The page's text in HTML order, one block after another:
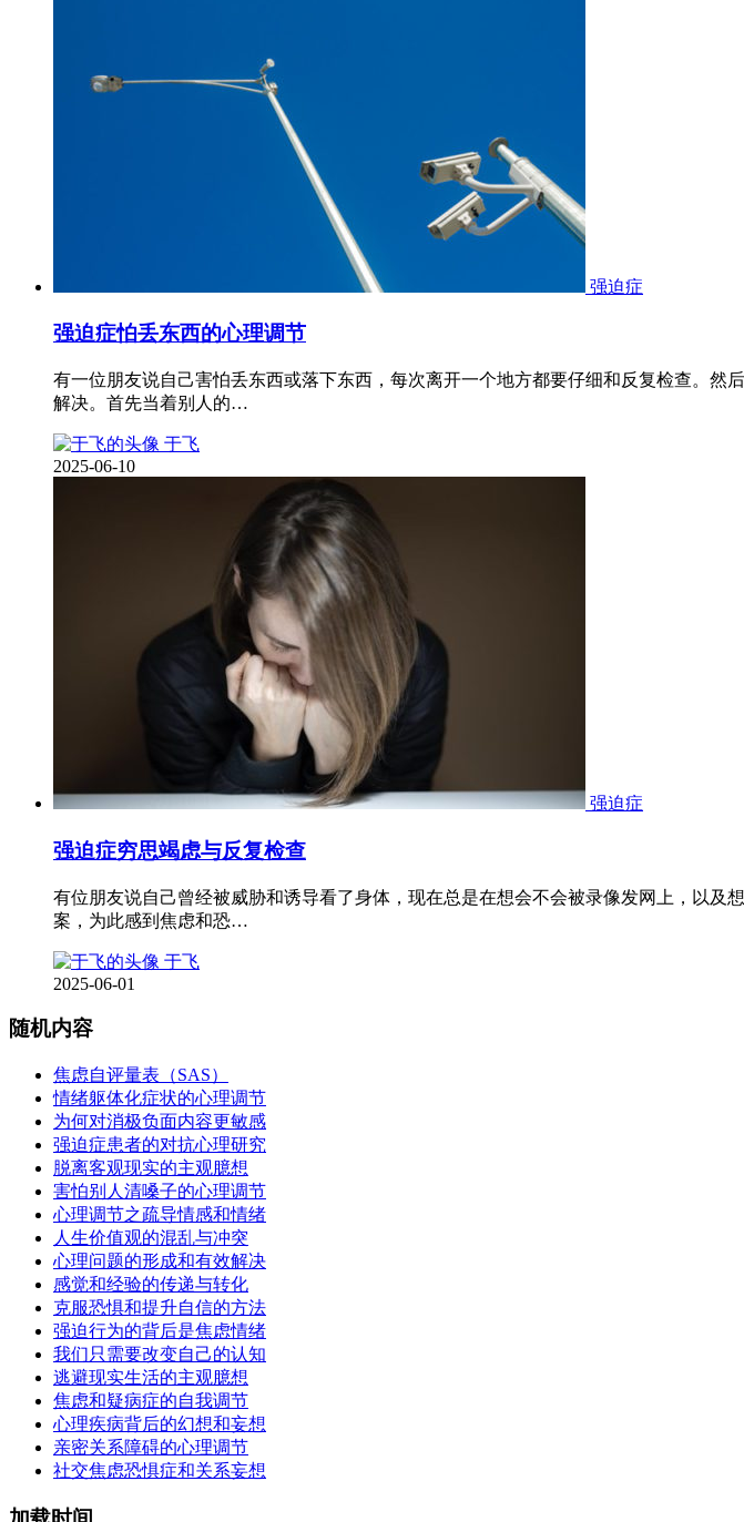
强迫症
强迫症怕丢东西的心理调节
有一位朋友说自己害怕丢东西或落下东西，每次离开一个地方都要仔细和反复检查。
解决。首先当着别人的…
于飞
2025-06-10
强迫症
强迫症穷思竭虑与反复检查
有位朋友说自己曾经被威胁和诱导看了身体，现在总是在想会不会被录像发网上，以
案，为此感到焦虑和恐…
于飞
2025-06-01
随机内容
焦虑自评量表（SAS）
情绪躯体化症状的心理调节
为何对消极负面内容更敏感
强迫症患者的对抗心理研究
脱离客观现实的主观臆想
害怕别人清嗓子的心理调节
心理调节之疏导情感和情绪
人生价值观的混乱与冲突
心理问题的形成和有效解决
感觉和经验的传递与转化
克服恐惧和提升自信的方法
强迫行为的背后是焦虑情绪
我们只需要改变自己的认知
逃避现实生活的主观臆想
焦虑和疑病症的自我调节
心理疾病背后的幻想和妄想
亲密关系障碍的心理调节
社交焦虑恐惧症和关系妄想